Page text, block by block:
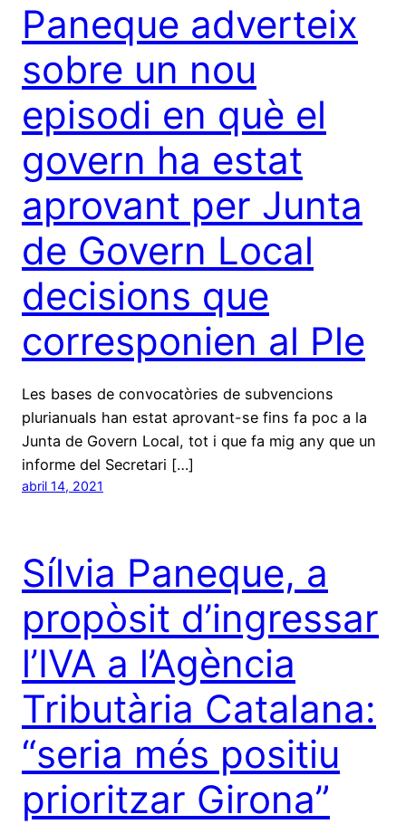
Paneque adverteix
sobre un nou
episodi en què el
govern ha estat
aprovant per Junta
de Govern Local
decisions que
corresponien al Ple
Les bases de convocatòries de subvencions
plurianuals han estat aprovant-se fins fa poc a la
Junta de Govern Local, tot i que fa mig any que un
informe del Secretari […]
abril 14, 2021
Sílvia Paneque, a
propòsit d’ingressar
l’IVA a l’Agència
Tributària Catalana:
“seria més positiu
prioritzar Girona”